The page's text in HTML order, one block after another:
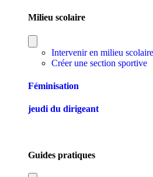
Milieu scolaire
Intervenir en milieu scolaire
Créer une section sportive
Féminisation
jeudi du dirigeant
Guides pratiques